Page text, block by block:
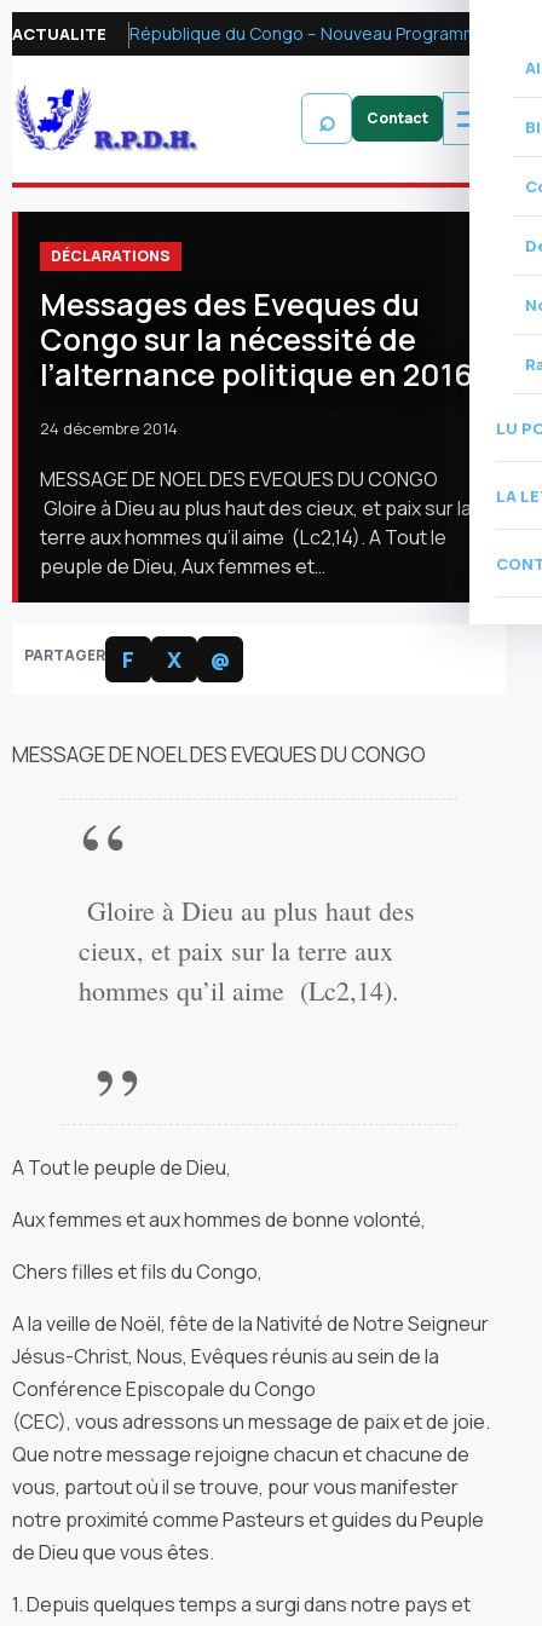
ACTUALITE
⌕
LU
LA
DÉCLARATIONS
Messages des Eveques du
Congo sur la nécessité de
l’alternance politique en 2016!
24 décembre 2014
MESSAGE DE NOEL DES EVEQUES DU CONGO
Gloire à Dieu au plus haut des cieux, et paix sur la
terre aux hommes qu’il aime (Lc2,14). A Tout le
peuple de Dieu, Aux femmes et…
PARTAGER F X @
MESSAGE DE NOEL DES EVEQUES DU CONGO
Gloire à Dieu au plus haut des
cieux, et paix sur la terre aux
hommes qu’il aime (Lc2,14).
A Tout le peuple de Dieu,
Aux femmes et aux hommes de bonne volonté,
Chers filles et fils du Congo,
A la veille de Noël, fête de la Nativité de Notre Seigneur
Jésus-Christ, Nous, Evêques réunis au sein de la
Conférence Episcopale du Congo
(CEC), vous adressons un message de paix et de joie.
Que notre message rejoigne chacun et chacune de
vous, partout où il se trouve, pour vous manifester
notre proximité comme Pasteurs et guides du Peuple
de Dieu que vous êtes.
1. Depuis quelques temps a surgi dans notre pays et